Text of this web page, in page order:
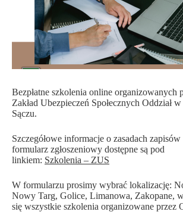
Bezpłatne szkolenia online organizowanych
Zakład Ubezpieczeń Społecznych Oddział
Sączu.
Szczegółowe informacje o zasadach zapisów
formularz zgłoszeniowy dostępne są pod
linkiem: Szkolenia – ZUS
W formularzu prosimy wybrać lokalizację:
Nowy Targ, Golice, Limanowa, Zakopane,
się wszystkie szkolenia organizowane przez